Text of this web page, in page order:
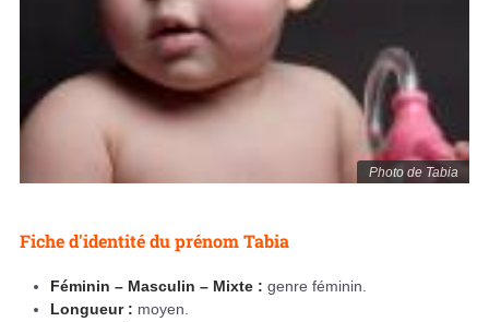
Photo de Tabia
Fiche d'identité du prénom Tabia
Féminin – Masculin – Mixte : genre féminin.
Longueur : moyen.